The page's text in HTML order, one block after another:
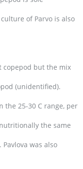
of Parvo is also
copepod but the mix
(unidentified).
the 25-30 C range, per
the same
was also